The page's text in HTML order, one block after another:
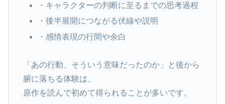
・キャラクターの判断に至るまでの思考過程
・後半展開につながる伏線や説明
・感情表現の行間や余白
「あの行動、そういう意味だったのか」と後から
腑に落ちる体験は、
原作を読んで初めて得られることが多いです。